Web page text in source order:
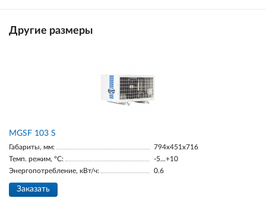
Другие размеры
MGSF 103 S
Габариты, мм:
794x451x716
Темп. режим, °С:
-5...+10
Энергопотребление, кВт/ч:
0.6
Заказать